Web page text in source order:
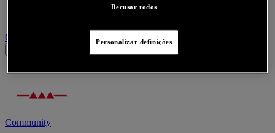
Contacte-nos acerca deste produto
Community
Recusar todos
Personalizar definições